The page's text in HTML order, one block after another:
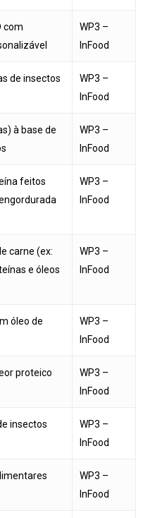
com
WP3 –
InFood
de insectos
WP3 –
InFood
à base de
WP3 –
InFood
feitos
WP3 –
InFood
carne (ex:
e óleos
WP3 –
InFood
óleo de
WP3 –
InFood
proteico
WP3 –
InFood
insectos
WP3 –
InFood
WP3 –
InFood